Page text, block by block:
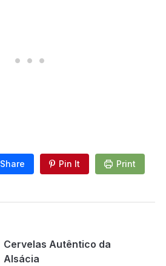
Share Pin It Print
Cervelas Autêntico da
Alsácia